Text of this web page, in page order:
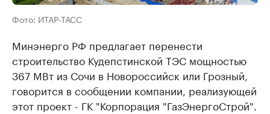
Фото: ИТАР-ТАСС
Минэнерго РФ предлагает перенести
строительство Кудепстинской ТЭС мощностью
367 МВт из Сочи в Новороссийск или Грозный,
говорится в сообщении компании, реализующей
этот проект - ГК "Корпорация "ГазЭнергоСтрой".